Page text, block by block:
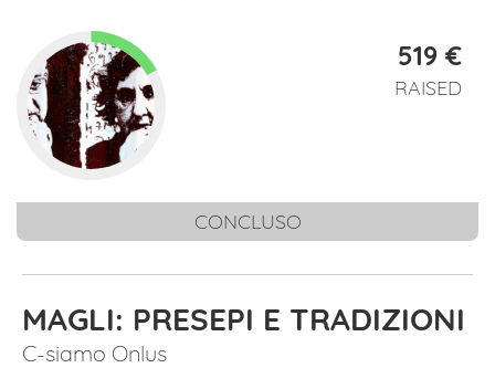
519 €
RAISED
CONCLUSO
MAGLI: PRESEPI E TRADIZIONI
C-siamo Onlus